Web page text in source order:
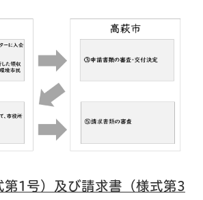
1号）及び請求書（様式第3